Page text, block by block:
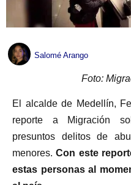
Salomé Arango
Foto:
El alcalde de Medellín,
reporte a Migración
presuntos delitos de
menores.Con este
estas personas al